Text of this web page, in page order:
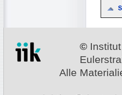
©
Alle